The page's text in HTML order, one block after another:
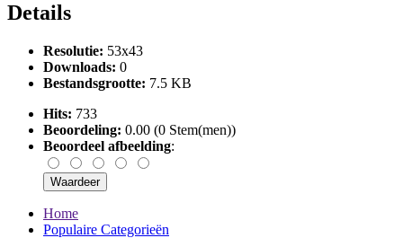
Details
Resolutie: 53x43
Downloads: 0
Bestandsgrootte: 7.5 KB
Hits: 733
Beoordeling: 0.00 (0 Stem(men))
Beoordeel afbeelding:
Home
Populaire Categorieën